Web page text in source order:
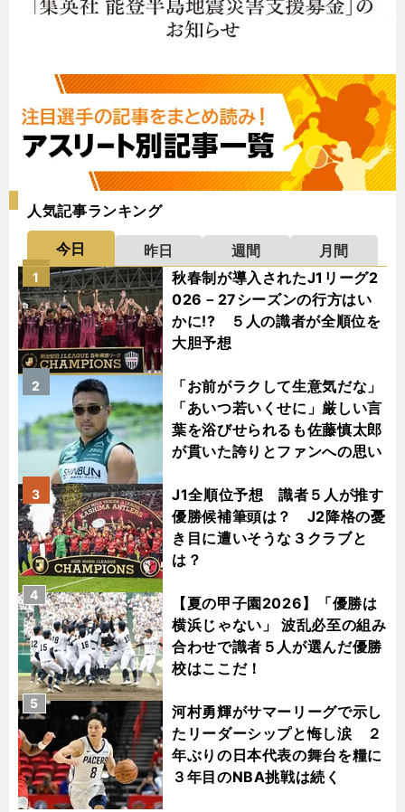
人気記事ランキング
今日 昨日 週間
月間
秋春制が導入されたJ1リーグ2
026－27シーズンの行方はい
かに!? ５人の識者が全順位を
大胆予想
1
「お前がラクして生意気だな」
「あいつ若いくせに」厳しい言
葉を浴びせられるも佐藤慎太郎
が貫いた誇りとファンへの思い
2
J1全順位予想 識者５人が推す
優勝候補筆頭は？ J2降格の憂
き目に遭いそうな３クラブと
は？
3
【夏の甲子園2026】「優勝は
横浜じゃない」 波乱必至の組み
合わせで識者５人が選んだ優勝
校はここだ！
4
河村勇輝がサマーリーグで示し
たリーダーシップと悔し涙 ２
年ぶりの日本代表の舞台を糧に
３年目のNBA挑戦は続く
5